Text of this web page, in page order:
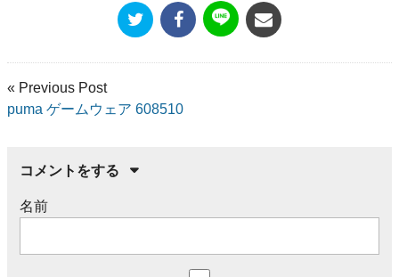
« Previous Post
puma ゲームウェア 608510
コメントをする
名前